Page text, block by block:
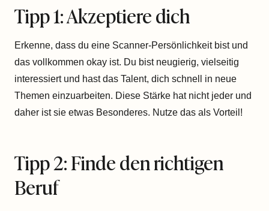
Tipp 1: Akzeptiere dich
Erkenne, dass du eine Scanner-Persönlichkeit bist und
das vollkommen okay ist. Du bist neugierig, vielseitig
interessiert und hast das Talent, dich schnell in neue
Themen einzuarbeiten. Diese Stärke hat nicht jeder und
daher ist sie etwas Besonderes. Nutze das als Vorteil!
Tipp 2: Finde den richtigen
Beruf